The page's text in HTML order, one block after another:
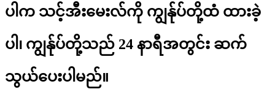
ပါက သင့်အီးမေးလ်ကို ကျွန်ုပ်တို့ထံ ထားခဲ့
ပါ၊ ကျွန်ုပ်တို့သည် 24 နာရီအတွင်း ဆက်
သွယ်ပေးပါမည်။